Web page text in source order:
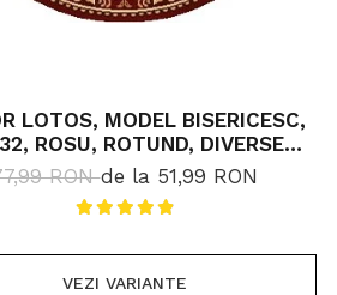
LOTOS, MODEL BISERICESC,
ROSU, ROTUND, DIVERSE
1800 GR/MP
RONde la 51,99 RON
VEZI VARIANTE